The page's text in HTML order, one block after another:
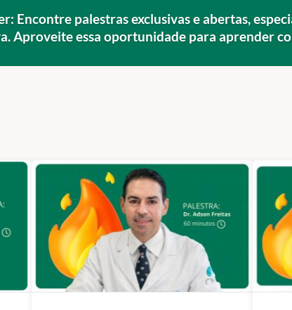
Encontre palestras exclusivas e abertas,
Aproveite essa oportunidade para aprender